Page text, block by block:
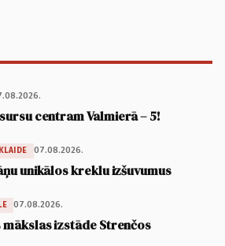
centram Valmierā – 5!
07.08.2026.
unikālos kreklu izšuvumus
07.08.2026.
izstāde Strenčos